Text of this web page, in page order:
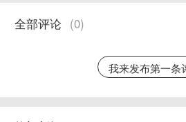
全部评论 (0)
我来发布第一条